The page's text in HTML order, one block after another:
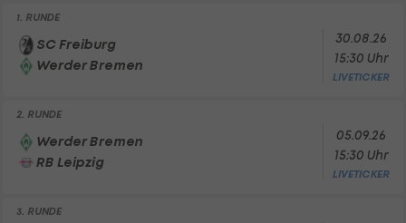
1. RUNDE
SC Freiburg
Werder Bremen
30.08.26
15:30 Uhr
LIVETICKER
2. RUNDE
Werder Bremen
RB Leipzig
05.09.26
15:30 Uhr
LIVETICKER
3. RUNDE